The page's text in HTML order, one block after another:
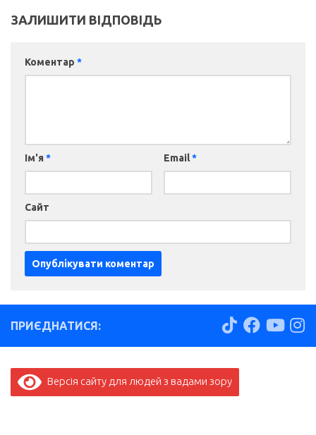
ЗАЛИШИТИ ВІДПОВІДЬ
Коментар *
Ім'я * Email*
Сайт
ПРИЄДНАТИСЯ:
Версія сайту для людей з вадами зору